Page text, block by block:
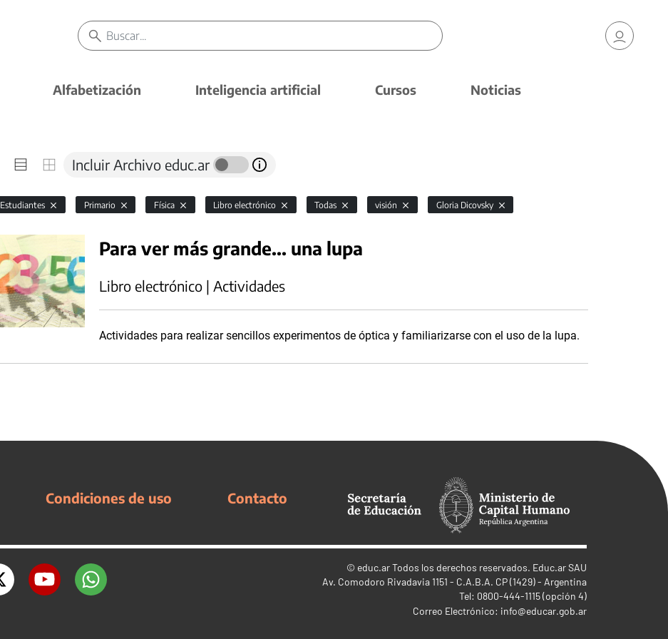
Alfabetización Inteligencia artificial Cursos Noticias
Incluir Archivo educ.ar
Estudiantes Primario Física Libro electrónico Todas visión Gloria Dicovsky
Para ver más grande... una lupa
Libro electrónico | Actividades
Actividades para realizar sencillos experimentos de óptica y familiarizarse con el uso de la lupa.
Condiciones de uso Contacto
© educ.arTodos los derechos reservados. Educ.ar SAU
Av. Comodoro Rivadavia 1151 - C.A.B.A. CP (1429) - Argentina
Tel: 0800-444-1115 (opción 4)
Correo Electrónico: info@educar.gob.ar